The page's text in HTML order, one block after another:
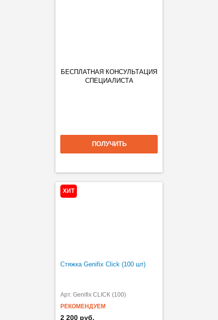
БЕСПЛАТНАЯ КОНСУЛЬТАЦИЯ
СПЕЦИАЛИСТА
ПОЛУЧИТЬ
ХИТ
Стяжка Genifix Click (100 шт)
Арт. Genifix CLICK (100)
РЕКОМЕНДУЕМ
2 200 руб.